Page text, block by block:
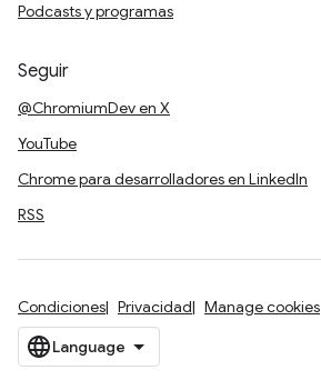
Podcasts y programas
Seguir
@ChromiumDev en X
YouTube
Chrome para desarrolladores en LinkedIn
RSS
Condiciones Privacidad Manage cookies